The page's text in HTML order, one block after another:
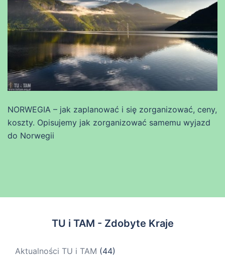
NORWEGIA – jak zaplanować i się zorganizować, ceny,
koszty. Opisujemy jak zorganizować samemu wyjazd
do Norwegii
TU i TAM - Zdobyte Kraje
Aktualności TU i TAM (44)